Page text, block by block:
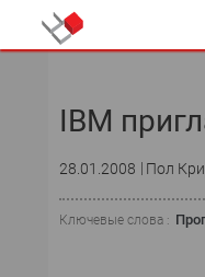
IBM
28.01.2008 Пол
Ключевые слова :